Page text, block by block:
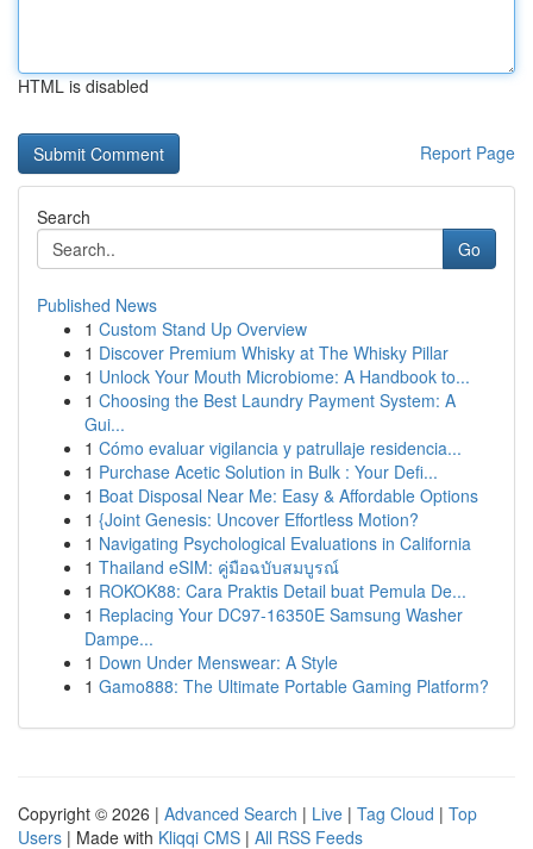
HTML is disabled
Report Page
Search
Go
Published News
1 Custom Stand Up Overview
1 Discover Premium Whisky at The Whisky Pillar
1 Unlock Your Mouth Microbiome: A Handbook to...
1 Choosing the Best Laundry Payment System: A
Gui...
1 Cómo evaluar vigilancia y patrullaje residencia...
1 Purchase Acetic Solution in Bulk : Your Defi...
1 Boat Disposal Near Me: Easy & Affordable Options
1 {Joint Genesis: Uncover Effortless Motion?
1 Navigating Psychological Evaluations in California
1 Thailand eSIM: คู่มือฉบับสมบูรณ์
1 ROKOK88: Cara Praktis Detail buat Pemula De...
1 Replacing Your DC97-16350E Samsung Washer
Dampe...
1 Down Under Menswear: A Style
1 Gamo888: The Ultimate Portable Gaming Platform?
Copyright © 2026 | Advanced Search | Live | Tag Cloud | Top
Users | Made with Kliqqi CMS | All RSS Feeds